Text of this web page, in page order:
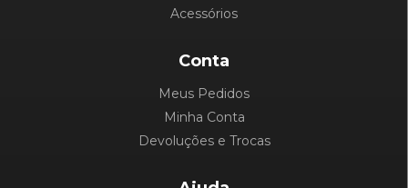
Acessórios
Conta
Meus Pedidos
Minha Conta
Devoluções e Trocas